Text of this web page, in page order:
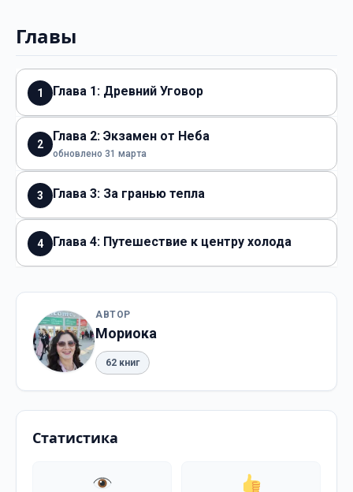
Главы
1 Глава 1: Древний Уговор
2
Глава 2: Экзамен от Неба
обновлено 31 марта
3 Глава 3: За гранью тепла
4 Глава 4: Путешествие к центру холода
АВТОР
Мориока
62 книг
Статистика